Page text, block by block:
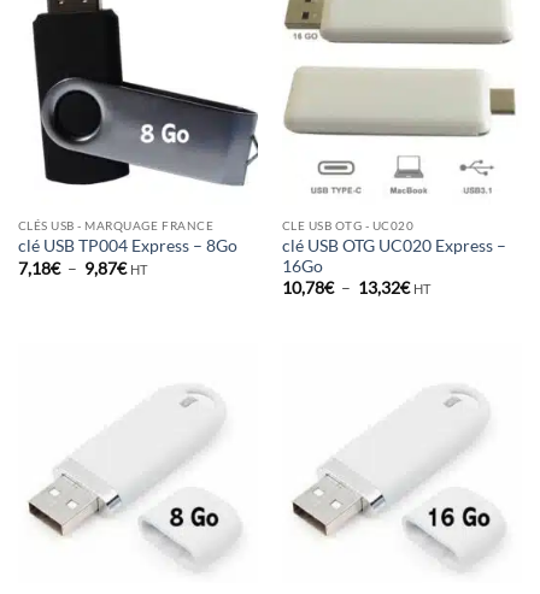
CLÉS USB - MARQUAGE FRANCE
clé USB TP004 Express – 8Go
7,18€ – 9,87€Plage
HT
CLE USB OTG - UC020
clé USB OTG UC020 Express –
16Go
10,78€ – 13,32€Plage
HT